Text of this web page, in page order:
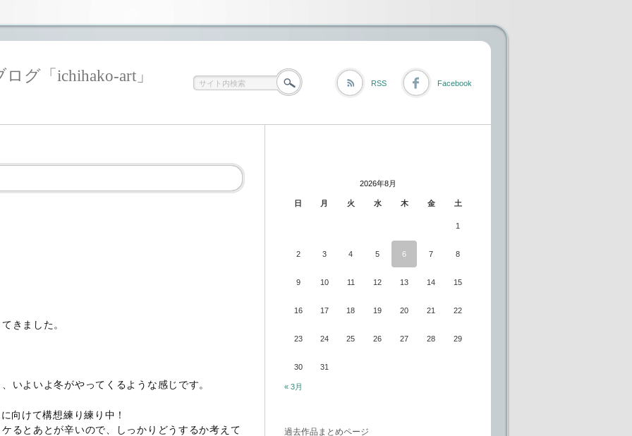
グ「ichihako-art」 RSS Facebook
きました。
いよいよ冬がやってくるような感じです。
向けて構想練り練り中！
るとあとが辛いので、しっかりどうするか考えて
2026年8月
日 月 火 水 木 金 土
1
2 3 4 5 6 7 8
9 10 11 12 13 14 15
16 17 18 19 20 21 22
23 24 25 26 27 28 29
30 31
« 3月
過去作品まとめページ